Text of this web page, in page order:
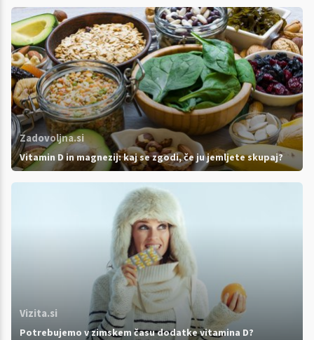
Zadovoljna.si
Vitamin D in magnezij: kaj se zgodi, če ju jemljete skupaj?
Vizita.si
Potrebujemo v zimskem času dodatke vitamina D?